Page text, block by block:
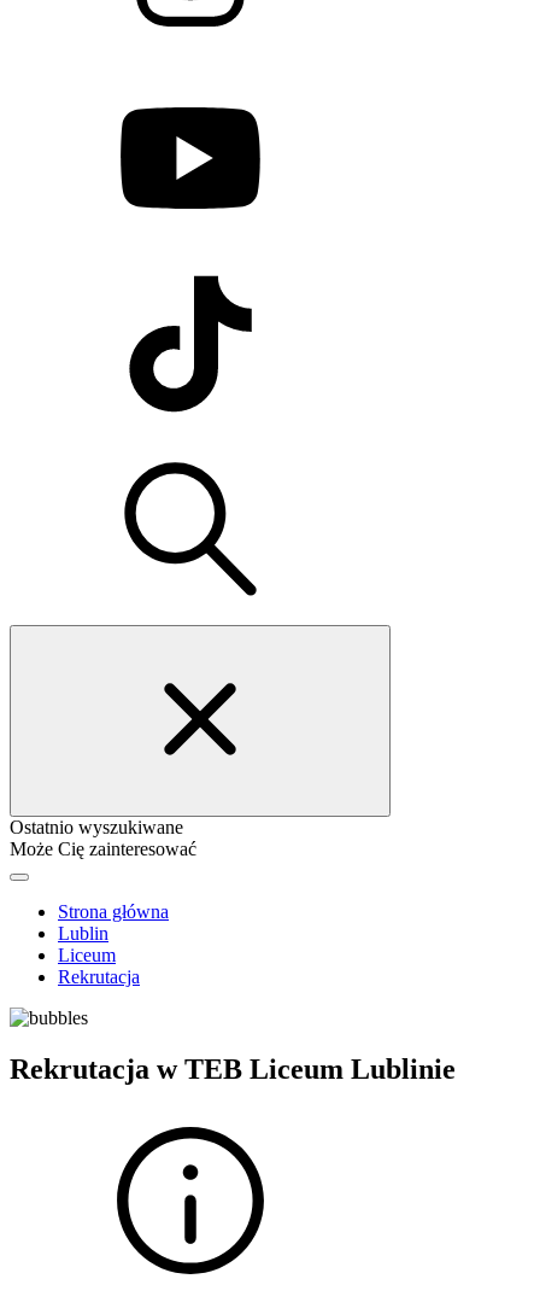
Ostatnio wyszukiwane
Może Cię zainteresować
Strona główna
Lublin
Liceum
Rekrutacja
Rekrutacja w TEB Liceum Lublinie